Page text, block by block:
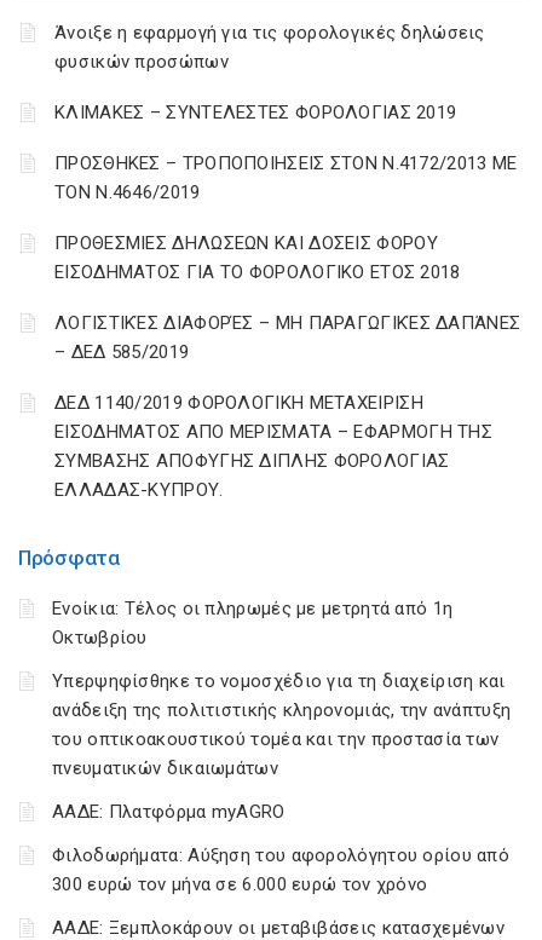
Πρόσφατα
Ενοίκια: Τέλος οι πληρωμές με μετρητά από 1η
Οκτωβρίου
Υπερψηφίσθηκε το νομοσχέδιο για τη διαχείριση και
ανάδειξη της πολιτιστικής κληρονομιάς, την ανάπτυξη
του οπτικοακουστικού τομέα και την προστασία των
πνευματικών δικαιωμάτων
ΑΑΔΕ: Πλατφόρμα myAGRO
Φιλοδωρήματα: Αύξηση του αφορολόγητου ορίου από
300 ευρώ τον μήνα σε 6.000 ευρώ τον χρόνο
ΑΑΔΕ: Ξεμπλοκάρουν οι μεταβιβάσεις κατασχεμένων
Άνοιξε η εφαρμογή για τις φορολογικές δηλώσεις
φυσικών προσώπων
ΚΛΙΜΑΚΕΣ – ΣΥΝΤΕΛΕΣΤΕΣ ΦΟΡΟΛΟΓΙΑΣ 2019
ΠΡΟΣΘΗΚΕΣ – ΤΡΟΠΟΠΟΙΗΣΕΙΣ ΣΤΟΝ Ν.4172/2013 ΜΕ
ΤΟΝ Ν.4646/2019
ΠΡΟΘΕΣΜΙΕΣ ΔΗΛΩΣΕΩΝ ΚΑΙ ΔΟΣΕΙΣ ΦΟΡΟΥ
ΕΙΣΟΔΗΜΑΤΟΣ ΓΙΑ ΤΟ ΦΟΡΟΛΟΓΙΚΟ ΕΤΟΣ 2018
ΛΟΓΙΣΤΙΚΈΣ ΔΙΑΦΟΡΈΣ – ΜΗ ΠΑΡΑΓΩΓΙΚΈΣ ΔΑΠΆΝΕΣ
– ΔΕΔ 585/2019
ΔΕΔ 1140/2019 ΦΟΡΟΛΟΓΙΚΗ ΜΕΤΑΧΕΙΡΙΣΗ
ΕΙΣΟΔΗΜΑΤΟΣ ΑΠΟ ΜΕΡΙΣΜΑΤΑ – ΕΦΑΡΜΟΓΗ ΤΗΣ
ΣΥΜΒΑΣΗΣ ΑΠΟΦΥΓΗΣ ΔΙΠΛΗΣ ΦΟΡΟΛΟΓΙΑΣ
ΕΛΛΑΔΑΣ-ΚΥΠΡΟΥ.